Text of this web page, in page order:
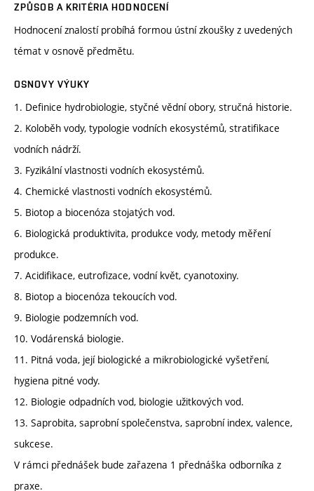
ZPŮSOB A KRITÉRIA HODNOCENÍ
Hodnocení znalostí probíhá formou ústní zkoušky z uvedených
témat v osnově předmětu.
OSNOVY VÝUKY
1. Definice hydrobiologie, styčné vědní obory, stručná historie.
2. Koloběh vody, typologie vodních ekosystémů, stratifikace
vodních nádrží.
3. Fyzikální vlastnosti vodních ekosystémů.
4. Chemické vlastnosti vodních ekosystémů.
5. Biotop a biocenóza stojatých vod.
6. Biologická produktivita, produkce vody, metody měření
produkce.
7. Acidifikace, eutrofizace, vodní květ, cyanotoxiny.
8. Biotop a biocenóza tekoucích vod.
9. Biologie podzemních vod.
10. Vodárenská biologie.
11. Pitná voda, její biologické a mikrobiologické vyšetření,
hygiena pitné vody.
12. Biologie odpadních vod, biologie užitkových vod.
13. Saprobita, saprobní společenstva, saprobní index, valence,
sukcese.
V rámci přednášek bude zařazena 1 přednáška odborníka z
praxe.